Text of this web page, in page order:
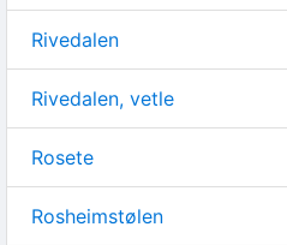
Rivedalen
Rivedalen, vetle
Rosete
Rosheimstølen